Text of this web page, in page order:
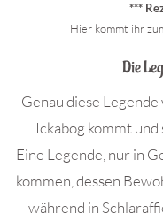
***
Hier kommt ihr
Die
Genau diese
Ickabog kommt
Eine Legende, nur in
kommen, dessen
während in